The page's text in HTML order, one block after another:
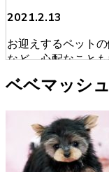
2021.2.13
お迎えするペット
など、心配なこと
は、獣医師による
ダーが販売・購入
も安心してお迎え
購入をお考えの際
2021.1.31
ベベマッシュ